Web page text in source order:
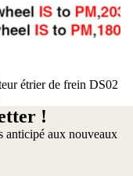
étrier de frein DS02
!
anticipé aux nouveaux